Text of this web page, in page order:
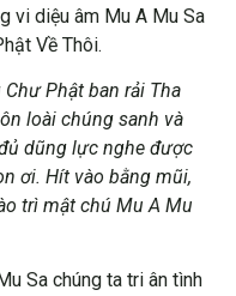
vi diệu âm Mu A Mu Sa
Về Thôi.
Phật ban rải Tha
loài chúng sanh và
dũng lực nghe được
ơi. Hít vào bằng mũi,
trì mật chú Mu A Mu
Sa chúng ta tri ân tình